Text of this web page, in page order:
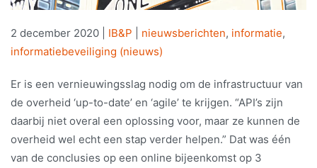
2 december 2020 IB&P nieuwsberichten, informatie,
informatiebeveiliging (nieuws)
Er is een vernieuwingsslag nodig om de infrastructuur van
de overheid ‘up-to-date’ en ‘agile’ te krijgen. “API’s zijn
daarbij niet overal een oplossing voor, maar ze kunnen de
overheid wel echt een stap verder helpen.” Dat was één
van de conclusies op een online bijeenkomst op 3